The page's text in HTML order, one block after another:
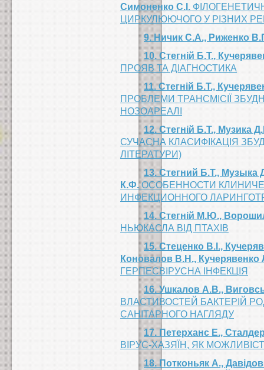
Симоненко С.І.
ЦИРКУЛЮЮЧОГО У РІЗНИХ
9. Ничик С.А., Риженко
10. Стегній Б.Т.,
ПРОЯВ ТА ДІАГНОСТИКА
11. Стегній Б.Т.,
ПРОБЛЕМИ ТРАНСМІСІЇ
НОЗОАРЕАЛІ
12. Стегній Б.Т., Музика
СУЧАСНА КЛАСИФІКАЦІЯ
ЛІТЕРАТУРИ)
13. Стегний Б.Т., Музыка
К.Ф.ОСОБЕННОСТИ
ИНФЕКЦИОННОГО
14. Стегній М.Ю.,
НЬЮКАСЛА ВІД ПТАХІВ
15. Стеценко В.І.,
Коновалов В.Н., Кучерявенко
ГЕРПЕСВІРУСНА ІНФЕКЦІЯ
16. Ушкалов А.В.,
ВЛАСТИВОСТЕЙ БАКТЕРІЙ
САНІТАРНОГО НАГЛЯДУ
17. Петерханс Е.,
ВІРУС-ХАЗЯЇН, ЯК
18. Потконьяк А.,